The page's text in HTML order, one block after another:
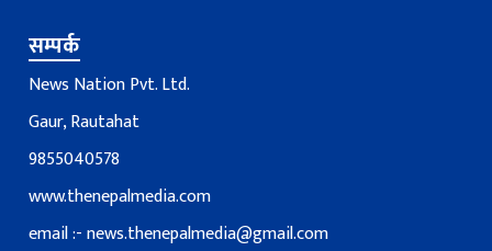
सम्पर्क
News Nation Pvt. Ltd.
Gaur, Rautahat
9855040578
www.thenepalmedia.com
email :-news.thenepalmedia@gmail.com